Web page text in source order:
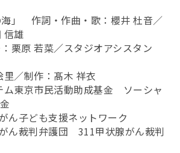
」 作詞・作曲・歌：櫻井 杜音／
信雄
栗原 若菜／スタジオアシスタン
里／制作：髙木 祥衣
ム東京市民活動助成基金 ソーシャ
ん子ども支援ネットワーク
裁判弁護団 311甲状腺がん裁判